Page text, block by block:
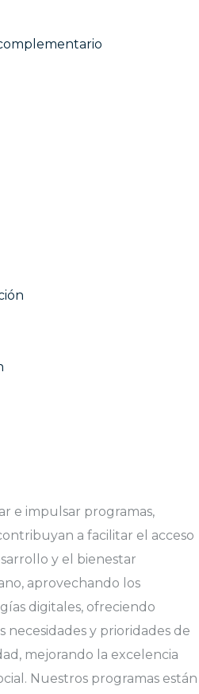
e impulsar programas,
a facilitar el acceso
y el bienestar
aprovechando los
digitales, ofreciendo
necesidades y prioridades de
mejorando la excelencia
Nuestros programas están